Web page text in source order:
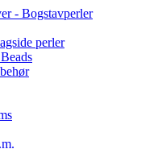
- Bogstavperler
perler